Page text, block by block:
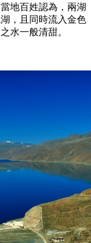
地百姓認為，兩湖
，且同時流入金色
水一般清甜。